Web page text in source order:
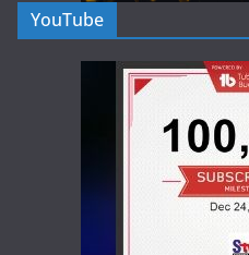
YouTube